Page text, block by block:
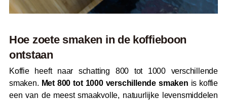
Hoe zoete smaken in de koffieboon
ontstaan
Koffie heeft naar schatting 800 tot 1000 verschillende
smaken. Met 800 tot 1000 verschillende smaken is koffie
een van de meest smaakvolle, natuurlijke levensmiddelen